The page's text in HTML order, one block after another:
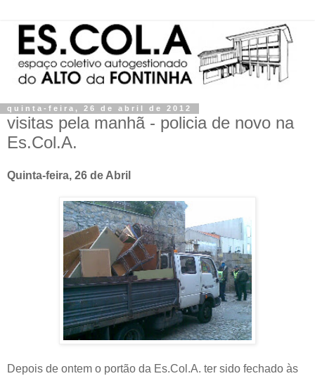
quinta-feira, 26 de abril de 2012
visitas pela manhã - policia de novo na
Es.Col.A.
Quinta-feira, 26 de Abril
Depois de ontem o portão da Es.Col.A. ter sido fechado às